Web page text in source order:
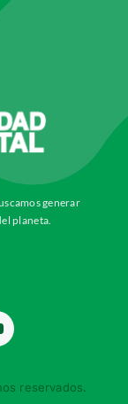
generar
planeta.
reservados.